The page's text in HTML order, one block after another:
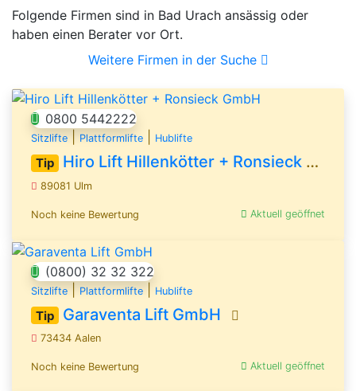
Folgende Firmen sind in Bad Urach ansässig oder
haben einen Berater vor Ort.
Weitere Firmen in der Suche
0800 5442222
Sitzlifte Plattformlifte Hublifte
Tip Hiro Lift Hillenkötter + Ronsieck GmbH
89081 Ulm
Noch keine Bewertung Aktuell geöffnet
(0800) 32 32 322
Sitzlifte Plattformlifte Hublifte
Tip Garaventa Lift GmbH
73434 Aalen
Noch keine Bewertung Aktuell geöffnet